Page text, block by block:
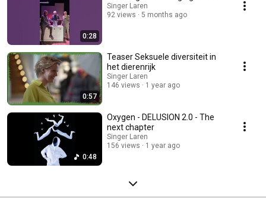
0:28
Singer Laren
92 views
5 months ago
0:57
Teaser Seksuele diversiteit in
het dierenrijk
Singer Laren
146 views
1 year ago
0:48
Oxygen - DELUSION 2.0 - The
next chapter
Singer Laren
156 views
1 year ago